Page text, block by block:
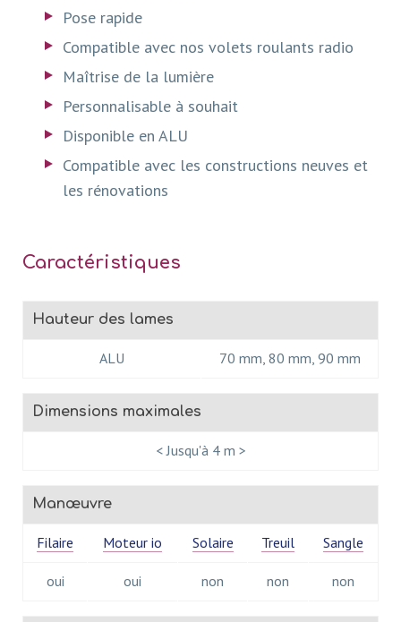
Pose rapide
Compatible avec nos volets roulants radio
Maîtrise de la lumière
Personnalisable à souhait
Disponible en ALU
Compatible avec les constructions neuves et
les rénovations
Caractéristiques
Hauteur des lames
ALU 70 mm, 80 mm, 90 mm
Dimensions maximales
< Jusqu'à 4 m >
Manœuvre
Filaire Moteur io Solaire Treuil Sangle
oui oui non non non